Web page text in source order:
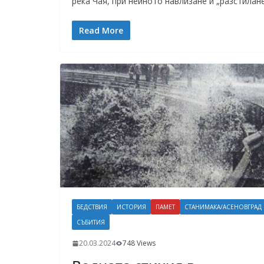
Read More
БЕДСТВИЯ ИСТОРИЯ ПАМЕТ
СТАНИМАКА/АСЕНОВГРАД
СЪБИТИЯ
20.03.2024 748 Views